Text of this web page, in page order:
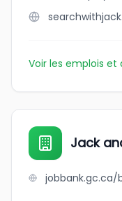
Voir les emplois et
Jack